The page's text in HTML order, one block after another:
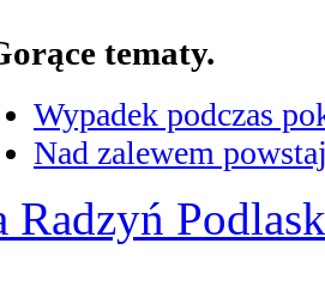
tematy.
Wypadek podczas
Nad zalewem
Radzyń